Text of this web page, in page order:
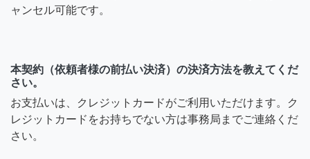
ャンセル可能です。
本契約（依頼者様の前払い決済）の決済方法を教えてくだ
さい。
お支払いは、クレジットカードがご利用いただけます。ク
レジットカードをお持ちでない方は事務局までご連絡くだ
さい。